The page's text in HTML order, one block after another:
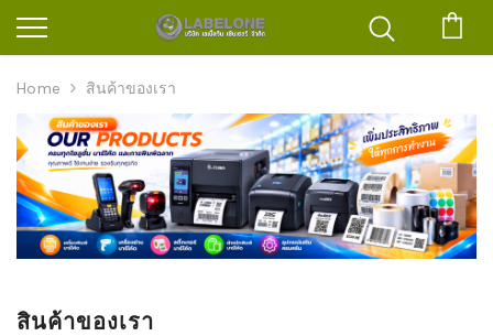
Home สินค้าของเรา
สินค้าของเรา